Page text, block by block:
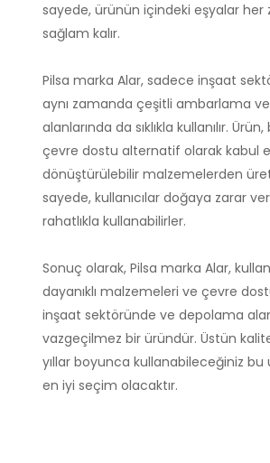
sayede, ürünün içindeki eşyalar her
sağlam kalır.
Pilsa marka Alar, sadece inşaat
aynı zamanda çeşitli ambarlama
alanlarında da sıklıkla kullanılır.
çevre dostu alternatif olarak kabul
dönüştürülebilir malzemelerden
sayede, kullanıcılar doğaya zarar
rahatlıkla kullanabilirler.
Sonuç olarak, Pilsa marka Alar,
dayanıklı malzemeleri ve çevre
inşaat sektöründe ve depolama
vazgeçilmez bir üründür. Üstün
yıllar boyunca kullanabileceğiniz bu
en iyi seçim olacaktır.